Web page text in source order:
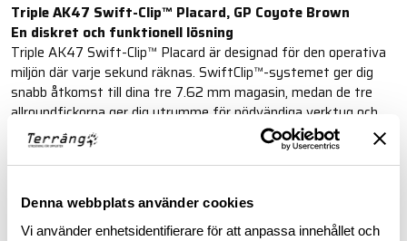
Denna webbplats använder cookies
Vi använder enhetsidentifierare för att anpassa innehållet och
Triple AK47 Swift-Clip™ Placard, GP Coyote Brown
En diskret och funktionell lösning
Triple AK47 Swift-Clip™ Placard är designad för den operativa
miljön där varje sekund räknas. SwiftClip™-systemet ger dig
snabb åtkomst till dina tre 7.62 mm magasin, medan de tre
allroundfickorna ger dig utrymme för nödvändiga verktyg och
tillbehör.
Läs mer